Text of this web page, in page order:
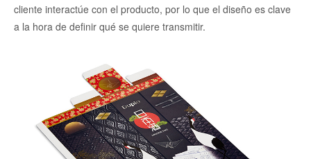
cliente interactúe con el producto, por lo que el diseño es clave
a la hora de definir qué se quiere transmitir.